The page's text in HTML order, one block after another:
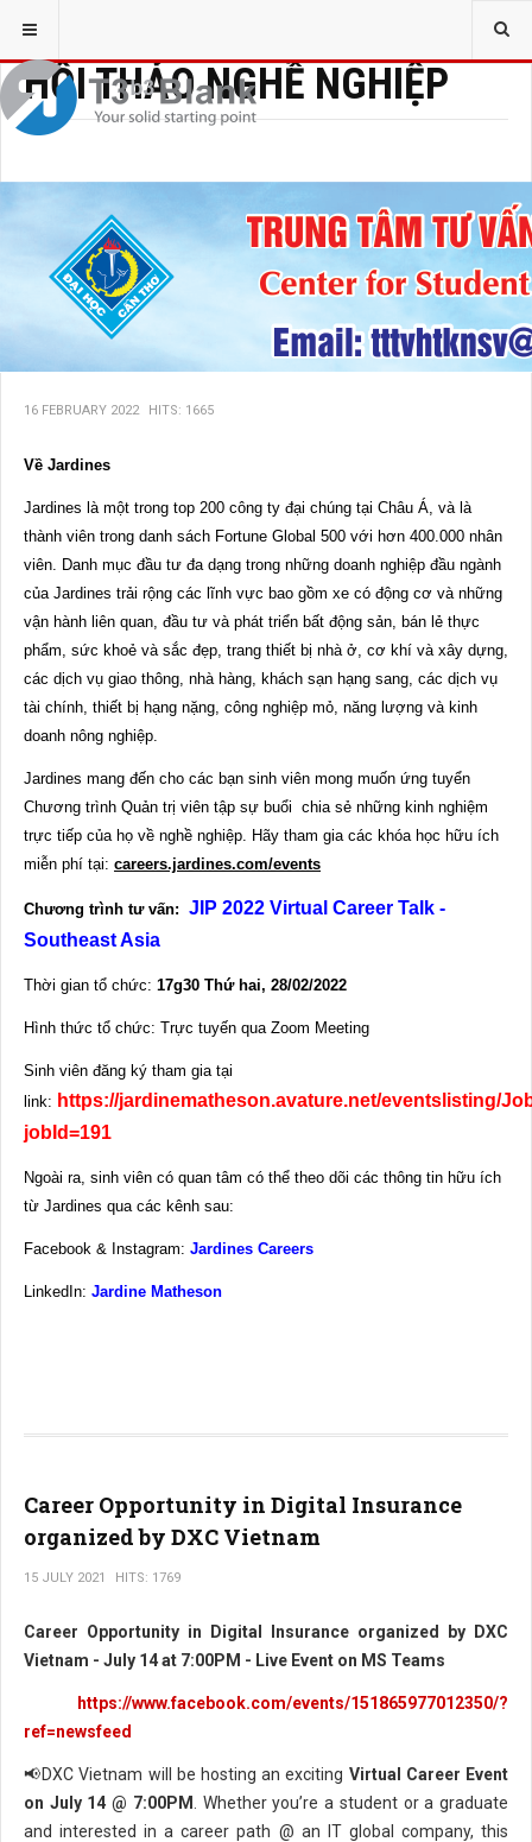
HỘI THẢO NGHỀ NGHIỆP
Cơ hội tham gia Chương
trình Hướng nghiệp Trực
tuyến của Tập đoàn
Jardines
16 FEBRUARY 2022 HITS: 1665
Về Jardines
Jardines là một trong top 200 công ty đại chúng tại Châu Á, và là
thành viên trong danh sách Fortune Global 500 với hơn 400.000 nhân
viên. Danh mục đầu tư đa dạng trong những doanh nghiệp đầu ngành
của Jardines trải rộng các lĩnh vực bao gồm xe có động cơ và những
vận hành liên quan, đầu tư và phát triển bất động sản, bán lẻ thực
phẩm, sức khoẻ và sắc đẹp, trang thiết bị nhà ở, cơ khí và xây dựng,
các dịch vụ giao thông, nhà hàng, khách sạn hạng sang, các dịch vụ
tài chính, thiết bị hạng nặng, công nghiệp mỏ, năng lượng và kinh
doanh nông nghiệp.
Jardines mang đến cho các bạn sinh viên mong muốn ứng tuyển
Chương trình Quản trị viên tập sự buổi chia sẻ những kinh nghiệm
trực tiếp của họ về nghề nghiệp. Hãy tham gia các khóa học hữu ích
miễn phí tại: careers.jardines.com/events
Chương trình tư vấn: JIP 2022 Virtual Career Talk -
Southeast Asia
Thời gian tổ chức: 17g30 Thứ hai, 28/02/2022
Hình thức tổ chức: Trực tuyến qua Zoom Meeting
Sinh viên đăng ký tham gia tại
link: https://jardinematheson.avature.net/eventslisting/
jobId=191
Ngoài ra, sinh viên có quan tâm có thể theo dõi các thông tin hữu ích
từ Jardines qua các kênh sau:
Facebook & Instagram: Jardines Careers
LinkedIn: Jardine Matheson
Career Opportunity in Digital Insurance
organized by DXC Vietnam
15 JULY 2021 HITS: 1769
Career Opportunity in Digital Insurance organized by DXC
Vietnam - July 14 at 7:00PM - Live Event on MS Teams
https://www.facebook.com/events/151865977012350/?
ref=newsfeed
📢DXC Vietnam will be hosting an exciting Virtual Career Event
on July 14 @ 7:00PM
. Whether you’re a student or a graduate
and interested in a career path @ an IT global company, this